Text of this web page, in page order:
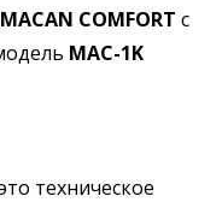
MACAN COMFORT с
MAC-1K
техническое